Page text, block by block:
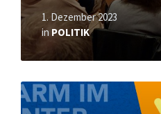
1. Dezember 2023
in POLITIK
Read
More